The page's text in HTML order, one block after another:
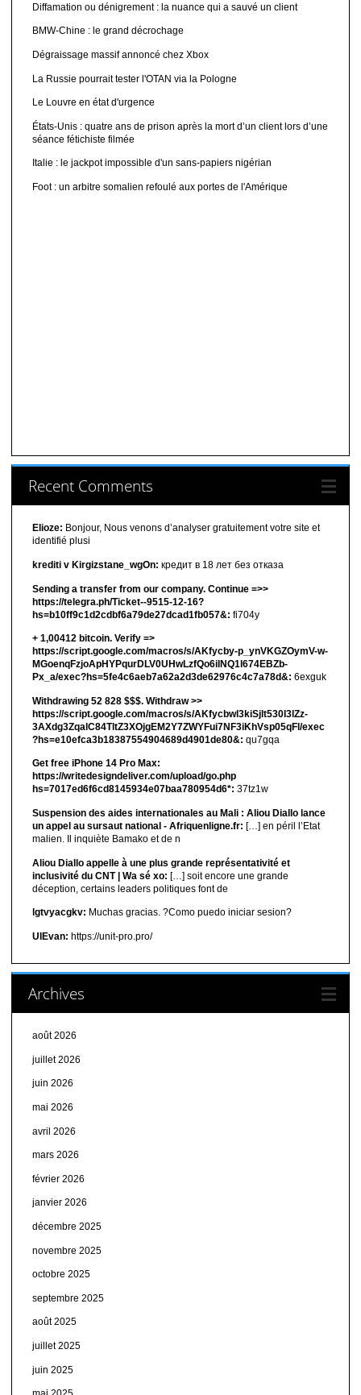
Diffamation ou dénigrement : la nuance qui a sauvé un client
BMW-Chine : le grand décrochage
Dégraissage massif annoncé chez Xbox
La Russie pourrait tester l'OTAN via la Pologne
Le Louvre en état d'urgence
États-Unis : quatre ans de prison après la mort d’un client lors d’une
séance fétichiste filmée
Italie : le jackpot impossible d'un sans-papiers nigérian
Foot : un arbitre somalien refoulé aux portes de l'Amérique
Recent Comments
Elioze: Bonjour, Nous venons d’analyser gratuitement votre site et
identifié plusi
krediti v Kirgizstane_wgOn: кредит в 18 лет без отказа
Sending a transfer from our company. Continue =>>
https://telegra.ph/Ticket--9515-12-16?
hs=b10ff9c1d2cdbf6a79de27dcad1fb057&: fi704y
+ 1,00412 bitсоin. Verify =>
https://script.google.com/macros/s/AKfycby-p_ynVKGZOymV-w-
MGoenqFzjoApHYPqurDLV0UHwLzfQo6ilNQ1l674EBZb-
Px_a/exec?hs=5fe4c6aeb7a62a2d3de62976c4c7a78d&: 6exguk
Withdrawing 52 828 $$$. Withdrаw >>
https://script.google.com/macros/s/AKfycbwl3kiSjlt530I3lZz-
3AXdg3ZqalC84TltZ3XOjgEM2Y7ZWYFui7NF3iKhVsp05qFl/exec
?hs=e10efca3b18387554904689d4901de80&: qu7gqa
Get free iPhone 14 Pro Max:
https://writedesigndeliver.com/upload/go.php
hs=7017ed6f6cd8145934e07baa780954d6*: 37tz1w
Suspension des aides internationales au Mali : Aliou Diallo lance
un appel au sursaut national - Afriquenligne.fr: […] en péril l’Etat
malien. Il inquiète Bamako et de n
Aliou Diallo appelle à une plus grande représentativité et
inclusivité du CNT | Wa sé xo: […] soit encore une grande
déception, certains leaders politiques font de
lgtvyacgkv: Muchas gracias. ?Como puedo iniciar sesion?
UIEvan: https://unit-pro.pro/
Archives
août 2026
juillet 2026
juin 2026
mai 2026
avril 2026
mars 2026
février 2026
janvier 2026
décembre 2025
novembre 2025
octobre 2025
septembre 2025
août 2025
juillet 2025
juin 2025